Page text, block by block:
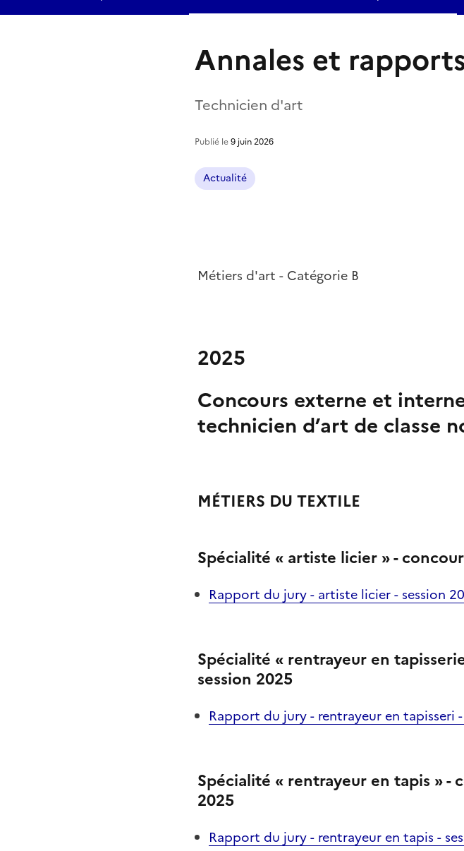
Annales et
Technicien d'art
Publié le9 juin 2026
Actualité
Métiers d'art - Catégorie B
2025
Concours externe et
technicien d’art de classe
MÉTIERS DU TEXTILE
Spécialité « artiste licier » -
Rapport du jury - artiste licier - session
Spécialité « rentrayeur en
session 2025
Rapport du jury - rentrayeur en tapisseri
Spécialité « rentrayeur en tapis » -
2025
Rapport du jury - rentrayeur en tapis -